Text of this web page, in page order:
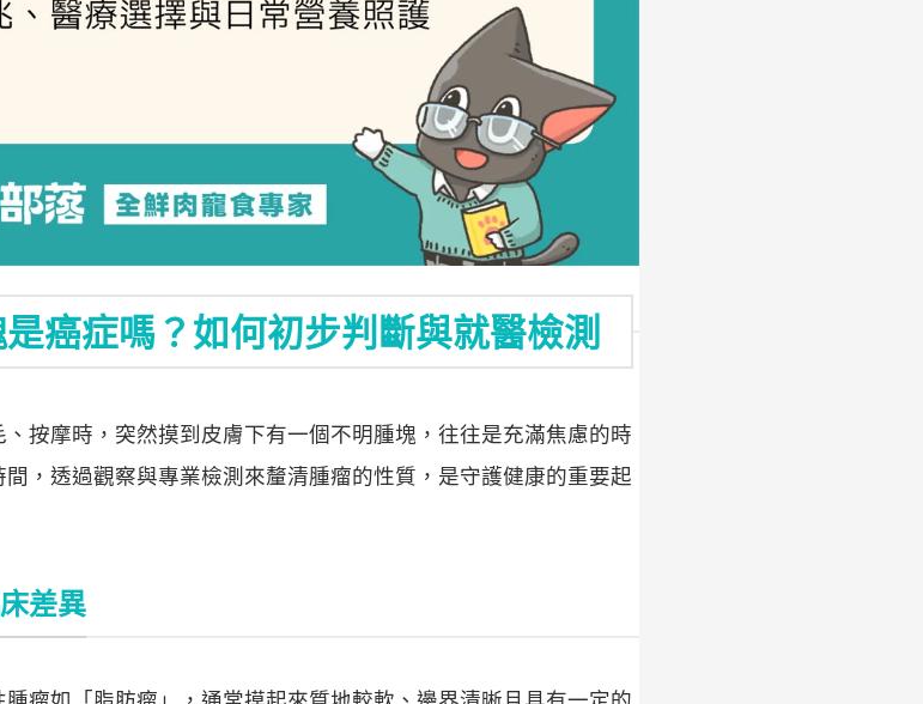
癌症嗎？如何初步判斷與就醫檢測
按摩時，突然摸到皮膚下有一個不明腫塊，往往是充滿焦慮的時
，透過觀察與專業檢測來釐清腫瘤的性質，是守護健康的重要起
差異